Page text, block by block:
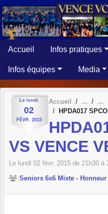
Accueil Infos pratiques
Infos équipes Media
Le lundi
02
FÉVR. 2015
Accueil
HPDA017
VS VENCE
Le lundi 02 févr. 2015 de 21h30 à
Seniors 6x6 Mixte - Honneur
Panneau de gestion des